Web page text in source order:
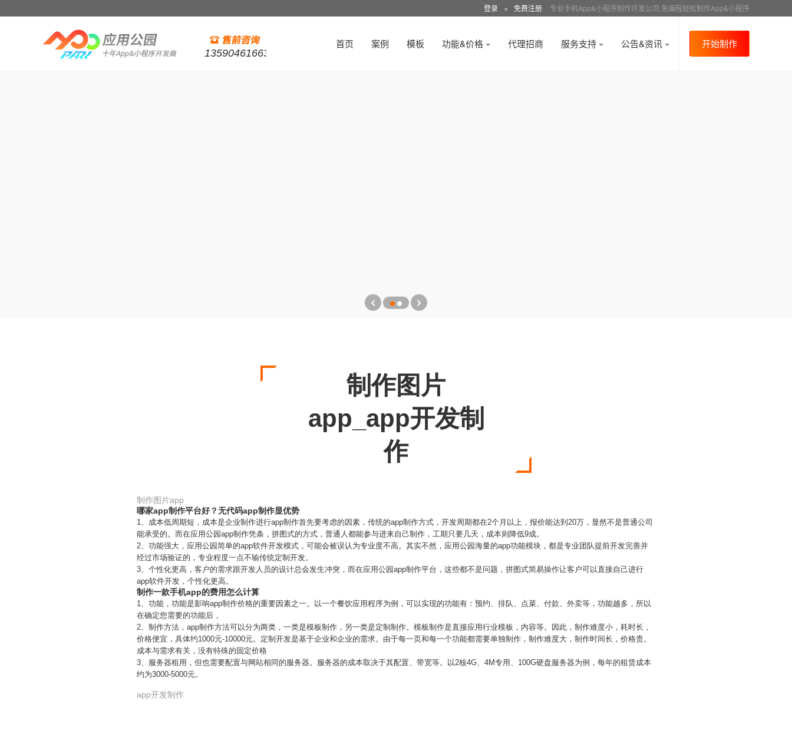
登录 ● 免费注册 专业手机App&小程序制作开发公司,免编程轻松制作App&小程序
13590461663
首页 案例 模板 功能&价格 代理招商 服务支持 公告&资讯 开始制作
制作图片
app_app开发制
作
制作图片app
哪家app制作平台好？无代码app制作显优势
1、成本低周期短，成本是企业制作进行app制作首先要考虑的因素，传统的app制作方式，开发周期都在2个月以上，报价能达到20万，显然不是普通公司
能承受的。而在应用公园app制作凭条，拼图式的方式，普通人都能参与进来自己制作，工期只要几天，成本则降低9成。
2、功能强大，应用公园简单的app软件开发模式，可能会被误认为专业度不高。其实不然，应用公园海量的app功能模块，都是专业团队提前开发完善并
经过市场验证的，专业程度一点不输传统定制开发。
3、个性化更高，客户的需求跟开发人员的设计总会发生冲突，而在应用公园app制作平台，这些都不是问题，拼图式简易操作让客户可以直接自己进行
app软件开发，个性化更高。
制作一款手机app的费用怎么计算
1、功能，功能是影响app制作价格的重要因素之一。以一个餐饮应用程序为例，可以实现的功能有：预约、排队、点菜、付款、外卖等，功能越多，所以
在确定您需要的功能后，
2、制作方法，app制作方法可以分为两类，一类是模板制作，另一类是定制制作。模板制作是直接应用行业模板，内容等。因此，制作难度小，耗时长，
价格便宜，具体约1000元-10000元。定制开发是基于企业和企业的需求。由于每一页和每一个功能都需要单独制作，制作难度大，制作时间长，价格贵。
成本与需求有关，没有特殊的固定价格
3、服务器租用，但也需要配置与网站相同的服务器。服务器的成本取决于其配置、带宽等。以2核4G、4M专用、100G硬盘服务器为例，每年的租赁成本
约为3000-5000元。
app开发制作